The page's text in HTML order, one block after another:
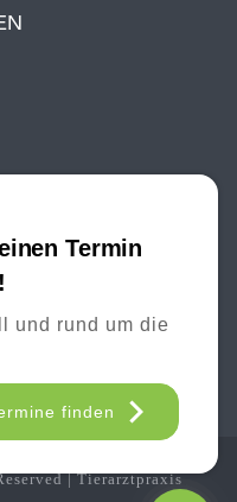
Termin
und rund um die
finden
| Tierarztpraxis